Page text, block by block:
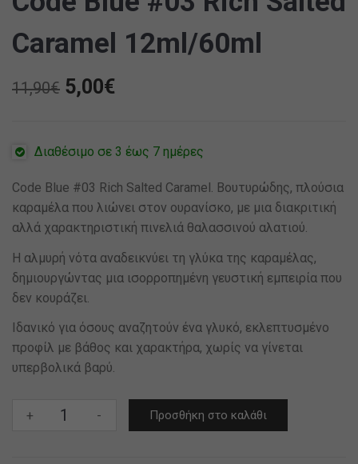
Caramel 12ml/60ml
11,90€ Original
11,90€.
5,00€
είναι:
5,00€.
Διαθέσιμο σε 3 έως 7 ημέρες
Code Blue #03 Rich Salted Caramel. Βουτυρώδης, πλούσια
καραμέλα που λιώνει στον ουρανίσκο, με μια διακριτική
αλλά χαρακτηριστική πινελιά θαλασσινού αλατιού.
Η αλμυρή νότα αναδεικνύει τη γλύκα της καραμέλας,
δημιουργώντας μια ισορροπημένη γευστική εμπειρία που
δεν κουράζει.
Ιδανικό για όσους αναζητούν ένα γλυκό, εκλεπτυσμένο
προφίλ με βάθος και χαρακτήρα, χωρίς να γίνεται
υπερβολικά βαρύ.
+
Code
- Προσθήκη στο καλάθι